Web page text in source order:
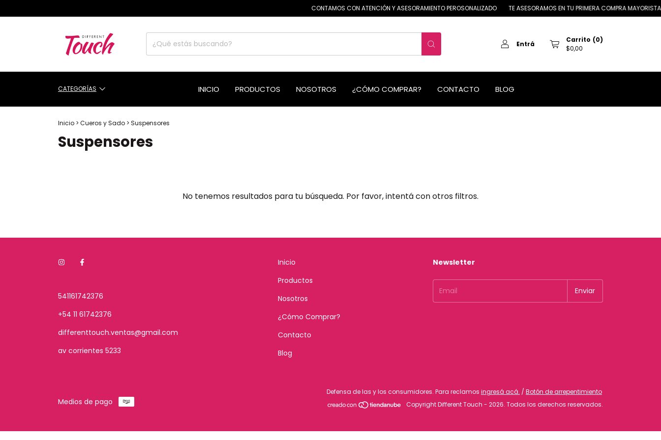
CONTAMOS CON ATENCIÓN Y ASESORAMIENTO PEROSONALIZADO TE ASESORAMOS EN TU PRIMERA COMPRA MAYORISTA
Entrá
Carrito (0)
$0,00
CATEGORÍAS INICIO PRODUCTOS NOSOTROS ¿CÓMO COMPRAR? CONTACTO BLOG
Inicio > Cueros y Sado > Suspensores
Suspensores
No tenemos resultados para tu búsqueda. Por favor, intentá con otros filtros.
541161742376
+54 11 61742376
differenttouch.ventas@gmail.com
av corrientes 5233
Inicio
Productos
Nosotros
¿Cómo Comprar?
Contacto
Blog
Newsletter
Medios de pago
Defensa de las y los consumidores. Para reclamos ingresá acá. / Botón de arrepentimiento
Copyright Different Touch - 2026. Todos los derechos reservados.